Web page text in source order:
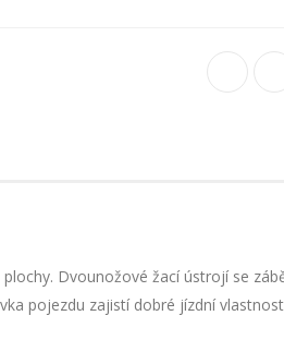
Dvounožové žací ústrojí se
pojezdu zajistí dobré jízdní